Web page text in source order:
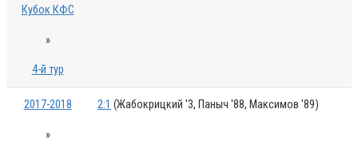
Кубок КФС
»
4-й тур
2017-2018
»
2:1 (Жабокрицкий '3, Паныч '88, Максимов '89)